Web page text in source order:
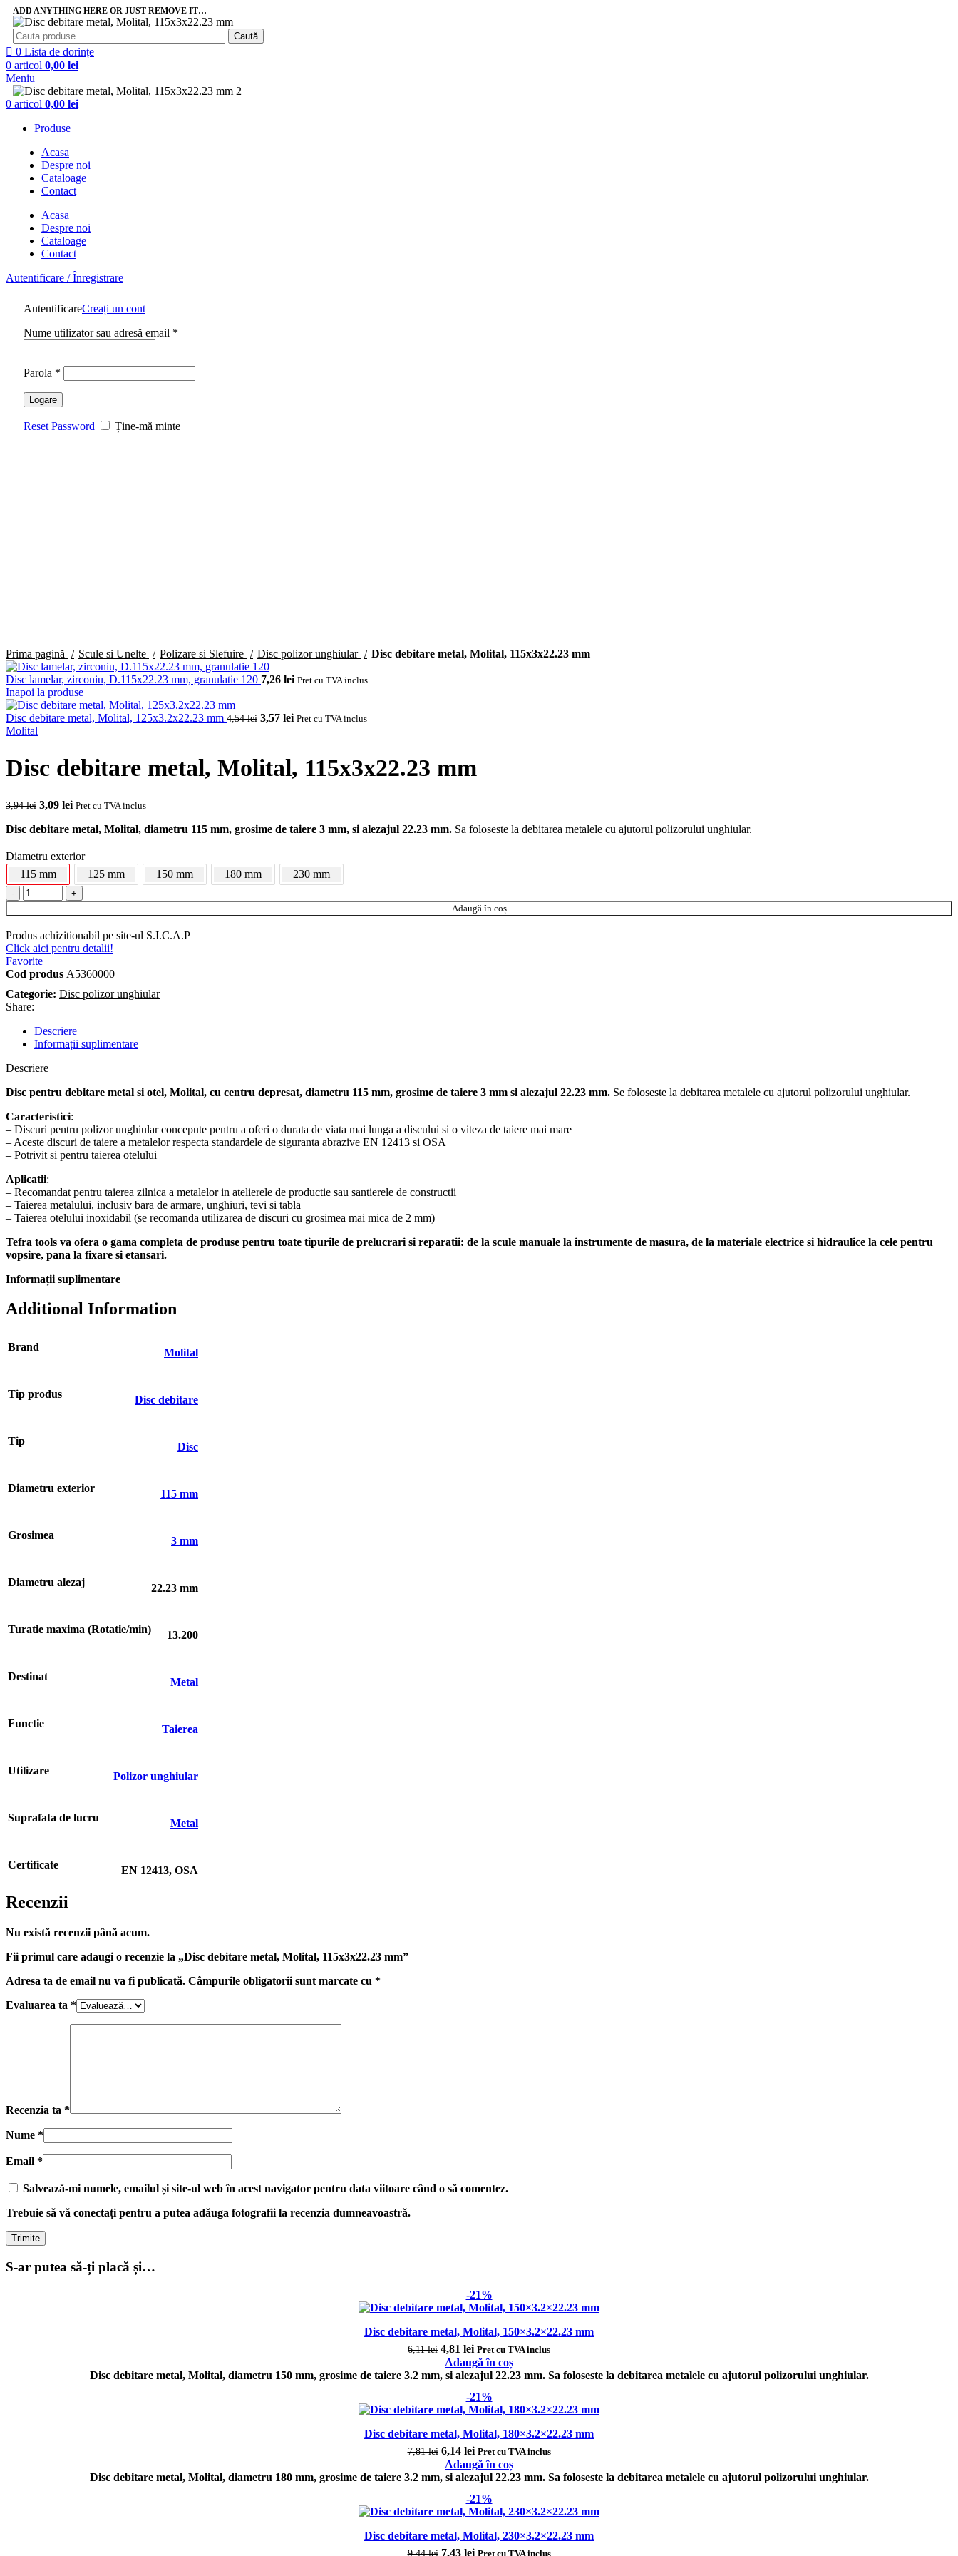
ADD ANYTHING HERE OR JUST REMOVE IT…
Caută
0 Lista de dorințe
0 articol 0,00 lei
Meniu
0 articol 0,00 lei
Produse
Acasa
Despre noi
Cataloage
Contact
Acasa
Despre noi
Cataloage
Contact
Autentificare / Înregistrare
AutentificareCreați un cont
Nume utilizator sau adresă email *
Parola *
Logare
Reset Password Ține-mă minte
Prima pagină Scule si Unelte Polizare si Slefuire Disc polizor unghiular Disc debitare metal, Molital, 115x3x22.23 mm
Disc lamelar, zirconiu, D.115x22.23 mm, granulatie 120 7,26 lei Pret cu TVA inclus
Inapoi la produse
Disc debitare metal, Molital, 125x3.2x22.23 mm 4,54lei Prețul inițial a fost: 4,54 lei.
3,57 lei Prețul curent este: 3,57 lei.
Pret cu TVA inclus
Molital
Disc debitare metal, Molital, 115x3x22.23 mm
3,94lei Prețul inițial a fost: 3,94 lei.
3,09 lei Prețul curent este: 3,09 lei.
Pret cu TVA inclus
Disc debitare metal, Molital, diametru 115 mm, grosime de taiere 3 mm, si alezajul 22.23 mm. Sa foloseste la debitarea metalele cu ajutorul polizorului unghiular.
Diametru exterior
115 mm
125 mm 150 mm 180 mm
230 mm
Cantitate Disc debitare metal, Molital, 115x3x22.23 mm
Adaugă în coș
Produs achizitionabil pe site-ul S.I.C.A.P
Click aici pentru detalii!
Favorite
Cod produs A5360000
Categorie: Disc polizor unghiular
Share:
Descriere
Informații suplimentare
Descriere
Disc pentru debitare metal si otel, Molital, cu centru depresat, diametru 115 mm, grosime de taiere 3 mm si alezajul 22.23 mm. Se foloseste la debitarea metalele cu ajutorul polizorului unghiular.
Caracteristici:
– Discuri pentru polizor unghiular concepute pentru a oferi o durata de viata mai lunga a discului si o viteza de taiere mai mare
– Aceste discuri de taiere a metalelor respecta standardele de siguranta abrazive EN 12413 si OSA
– Potrivit si pentru taierea otelului
Aplicatii:
– Recomandat pentru taierea zilnica a metalelor in atelierele de productie sau santierele de constructii
– Taierea metalului, inclusiv bara de armare, unghiuri, tevi si tabla
– Taierea otelului inoxidabil (se recomanda utilizarea de discuri cu grosimea mai mica de 2 mm)
Tefra tools va ofera o gama completa de produse pentru toate tipurile de prelucrari si reparatii: de la scule manuale la instrumente de masura, de la materiale electrice si hidraulice la cele pentru
vopsire, pana la fixare si etansari.
Informații suplimentare
Additional Information
Brand Molital
Tip produs Disc debitare
Tip Disc
Diametru exterior 115 mm
Grosimea 3 mm
Diametru alezaj 22.23 mm
Turatie maxima (Rotatie/min) 13.200
Destinat Metal
Functie Taierea
Utilizare Polizor unghiular
Suprafata de lucru Metal
Certificate EN 12413, OSA
Recenzii
Nu există recenzii până acum.
Fii primul care adaugi o recenzie la „Disc debitare metal, Molital, 115x3x22.23 mm”
Adresa ta de email nu va fi publicată. Câmpurile obligatorii sunt marcate cu *
Evaluarea ta *
Recenzia ta *
Nume *
Email *
Salvează-mi numele, emailul și site-ul web în acest navigator pentru data viitoare când o să comentez.
Trebuie să vă conectați pentru a putea adăuga fotografii la recenzia dumneavoastră.
S-ar putea să-ți placă și…
-21%
Disc debitare metal, Molital, 150×3.2×22.23 mm
6,11lei Prețul inițial a fost: 6,11 lei.
4,81 lei Prețul curent este: 4,81 lei.
Pret cu TVA inclus
Adaugă în coș
Disc debitare metal, Molital, diametru 150 mm, grosime de taiere 3.2 mm, si alezajul 22.23 mm.Sa foloseste la debitarea metalele cu ajutorul polizorului unghiular.
-21%
Disc debitare metal, Molital, 180×3.2×22.23 mm
7,81lei Prețul inițial a fost: 7,81 lei.
6,14 leiPrețul curent este: 6,14 lei.
Pret cu TVA inclus
Adaugă în coș
Disc debitare metal, Molital, diametru 180 mm, grosime de taiere 3.2 mm, si alezajul 22.23 mm.Sa foloseste la debitarea metalele cu ajutorul polizorului unghiular.
-21%
Disc debitare metal, Molital, 230×3.2×22.23 mm
9,44lei Prețul inițial a fost: 9,44 lei.
7,43 leiPrețul curent este: 7,43 lei.
Pret cu TVA inclus